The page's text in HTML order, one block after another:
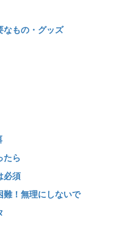
なもの・グッズ
たら
必須
難！無理にしないで